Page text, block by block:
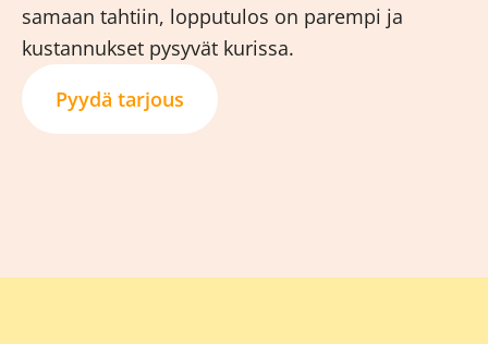
samaan tahtiin, lopputulos on parempi ja
kustannukset pysyvät kurissa.
Pyydä tarjous